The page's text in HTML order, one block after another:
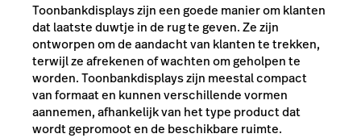
Toonbankdisplays zijn een goede manier om klanten
dat laatste duwtje in de rug te geven. Ze zijn
ontworpen om de aandacht van klanten te trekken,
terwijl ze afrekenen of wachten om geholpen te
worden. Toonbankdisplays zijn meestal compact
van formaat en kunnen verschillende vormen
aannemen, afhankelijk van het type product dat
wordt gepromoot en de beschikbare ruimte.